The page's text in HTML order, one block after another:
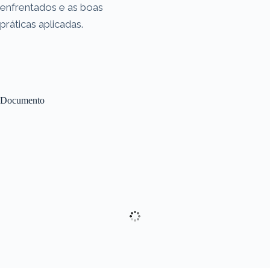
Documento
enfrentados e as boas
práticas aplicadas.